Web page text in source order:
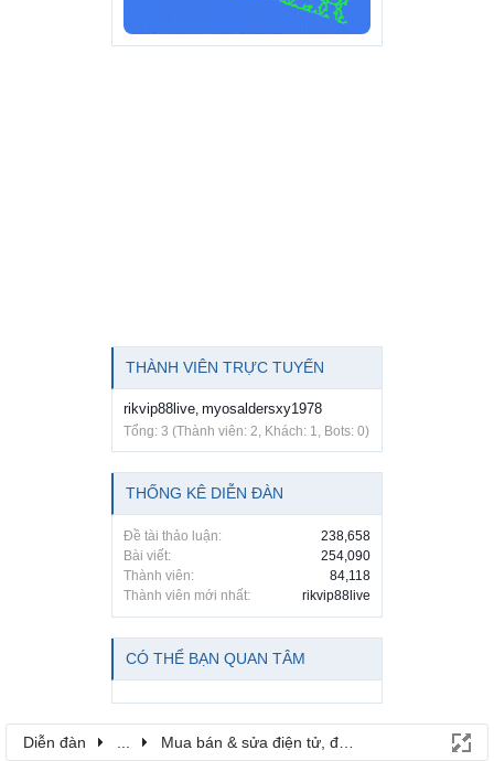
THÀNH VIÊN TRỰC TUYẾN
rikvip88live myosaldersxy1978
Tổng: 3 (Thành viên: 2, Khách: 1, Bots: 0)
THỐNG KÊ DIỄN ĐÀN
Đề tài thảo luận:
238,658
Bài viết:
254,090
Thành viên:
84,118
Thành viên mới nhất:
rikvip88live
CÓ THỂ BẠN QUAN TÂM
Diễn đàn Mua bán & sửa điện tử, điện lạnh